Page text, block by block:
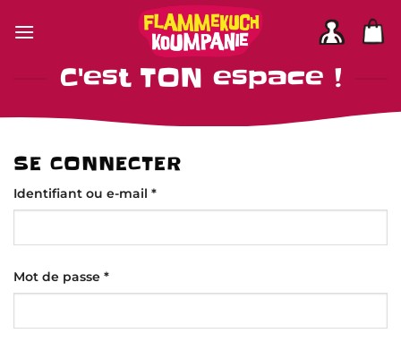
au
C'est TON espace !
SE CONNECTER
Identifiant ou e-mail *Obligatoire
Mot de passe *Obligatoire